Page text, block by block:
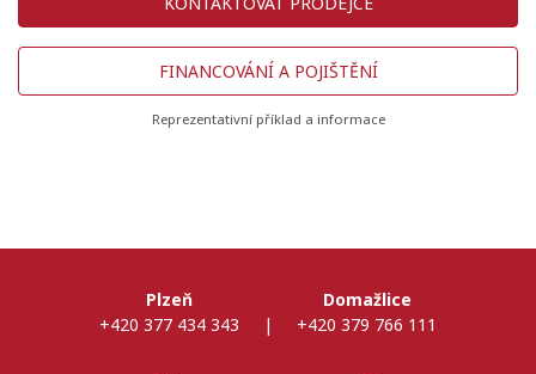
FINANCOVÁNÍ A POJIŠTĚNÍ
Reprezentativní příklad a informace
Plzeň
+420 377 434 343
|
Domažlice
+420 379 766 111